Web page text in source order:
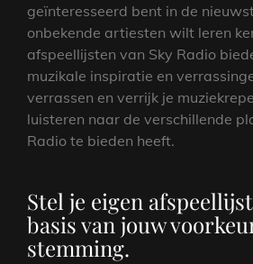
geïnteresseerd bent in de
onbekende artiesten wilt leren
afspeellijsten van Sky Radio
muzikale inspiratie en
verrassen en verrijk je
luisteren naar de verschillende
Radio te bieden heeft.
Stel je eigen
basis van jouw
stemming.